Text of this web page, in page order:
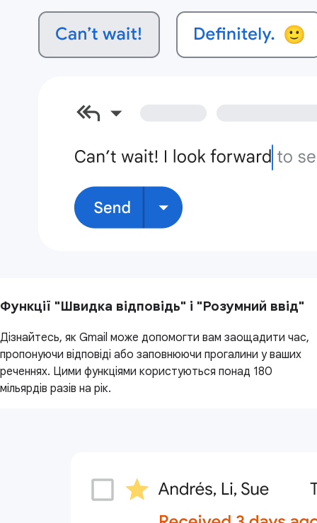
Функції "Швидка відповідь" і "Розумний ввід"
Дізнайтесь, як Gmail може допомогти вам заощадити час,
пропонуючи відповіді або заповнюючи прогалини у ваших
реченнях. Цими функціями користуються понад 180
мільярдів разів на рік.